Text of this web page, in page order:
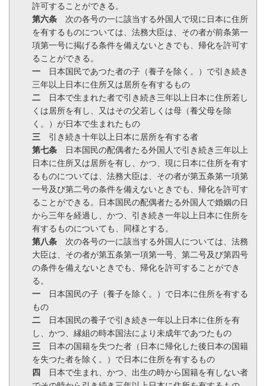
許可することができる。
第六条 次の各号の一に該当する外国人で現に日本に住所
を有するものについては、法務大臣は、その者が前条第一
項第一号に掲げる条件を備えないときでも、帰化を許可す
ることができる。
一 日本国民であつた者の子（養子を除く。）で引き続き
三年以上日本に住所又は居所を有するもの
二 日本で生まれた者で引き続き三年以上日本に住所若し
くは居所を有し、又はその父若しくは母（養父母を除
く。）が日本で生まれたもの
三 引き続き十年以上日本に居所を有する者
第七条 日本国民の配偶者たる外国人で引き続き三年以上
日本に住所又は居所を有し、かつ、現に日本に住所を有す
るものについては、法務大臣は、その者が第五条第一項第
一号及び第二号の条件を備えないときでも、帰化を許可す
ることができる。日本国民の配偶者たる外国人で婚姻の日
から三年を経過し、かつ、引き続き一年以上日本に住所を
有するものについても、同様とする。
第八条 次の各号の一に該当する外国人については、法務
大臣は、その者が第五条第一項第一号、第二号及び第四号
の条件を備えないときでも、帰化を許可することができ
る。
一 日本国民の子（養子を除く。）で日本に住所を有する
もの
二 日本国民の養子で引き続き一年以上日本に住所を有
し、かつ、縁組の時本国法により未成年であつたもの
三 日本の国籍を失つた者（日本に帰化した後日本の国籍
を失つた者を除く。）で日本に住所を有するもの
四
日本で生まれ、かつ、出生の時から国籍を有しない者